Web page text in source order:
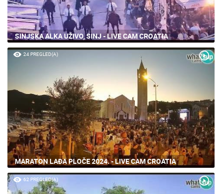
SINJSKA ALKA UŽIVO, SINJ - LIVE CAM CROATIA
24 PREGLED(A)
MARATON LAĐA PLOČE 2024. - LIVE CAM CROATIA
62 PREGLED(A)